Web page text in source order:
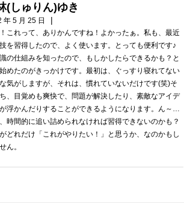
(しゅりん)ゆき
年 5 月 25 日 |
これって、ありかんですね！よかったぁ。私も、最近
を習得したので、よく使います。とっても便利です♪
の仕組みを知ったので、もしかしたらできるかも？と
めたのがきっかけです。最初は、ぐっすり寝れてない
気がしますが、それは、慣れていないだけです(笑)そ
、目覚めも爽快で、問題が解決したり、素敵なアイデ
浮かんだりすることができるようになります。ん～…
時間的に追い詰められなければ習得できないのかも？
どれだけ「これがやりたい！」と思うか、なのかもし
ん。